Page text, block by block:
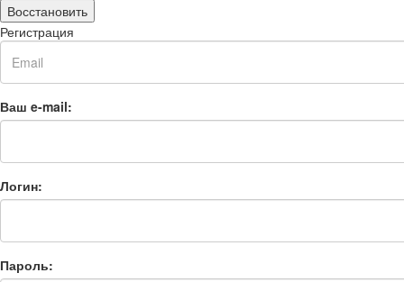
Восстановить
Регистрация
Ваш e-mail:
Логин:
Пароль: